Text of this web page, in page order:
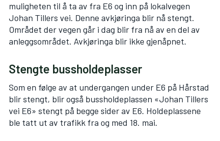
muligheten til å ta av fra E6 og inn på lokalvegen
Johan Tillers vei. Denne avkjøringa blir nå stengt.
Området der vegen går i dag blir fra nå av en del av
anleggsområdet. Avkjøringa blir ikke gjenåpnet.
Stengte bussholdeplasser
Som en følge av at undergangen under E6 på Hårstad
blir stengt, blir også bussholdeplassen «Johan Tillers
vei E6» stengt på begge sider av E6. Holdeplassene
ble tatt ut av trafikk fra og med 18. mai.